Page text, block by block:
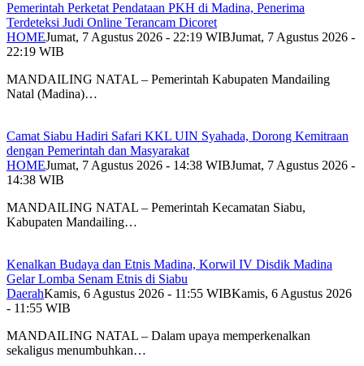
Pemerintah Perketat Pendataan PKH di Madina, Penerima
Terdeteksi Judi Online Terancam Dicoret
HOMEJumat, 7 Agustus 2026 - 22:19 WIBJumat, 7 Agustus 2026 -
22:19 WIB
MANDAILING NATAL – Pemerintah Kabupaten Mandailing
Natal (Madina)…
Camat Siabu Hadiri Safari KKL UIN Syahada, Dorong Kemitraan
dengan Pemerintah dan Masyarakat
HOMEJumat, 7 Agustus 2026 - 14:38 WIBJumat, 7 Agustus 2026 -
14:38 WIB
MANDAILING NATAL – Pemerintah Kecamatan Siabu,
Kabupaten Mandailing…
Kenalkan Budaya dan Etnis Madina, Korwil IV Disdik Madina
Gelar Lomba Senam Etnis di Siabu
DaerahKamis, 6 Agustus 2026 - 11:55 WIBKamis, 6 Agustus 2026
- 11:55 WIB
MANDAILING NATAL – Dalam upaya memperkenalkan
sekaligus menumbuhkan…